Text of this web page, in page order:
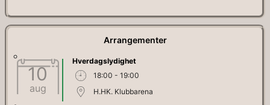
Arrangementer
10
aug
Hverdagslydighet
18:00 - 19:00
H.HK. Klubbarena